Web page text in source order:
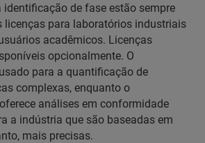
identificação de fase estão sempre
licenças para laboratórios industriais
acadêmicos. Licenças
opcionalmente. O
usado para a quantificação de
complexas, enquanto o
oferece análises em conformidade
a indústria que são baseadas em
mais precisas.